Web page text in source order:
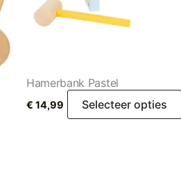
Hamerbank Pastel
€ 14,99 Selecteer opties